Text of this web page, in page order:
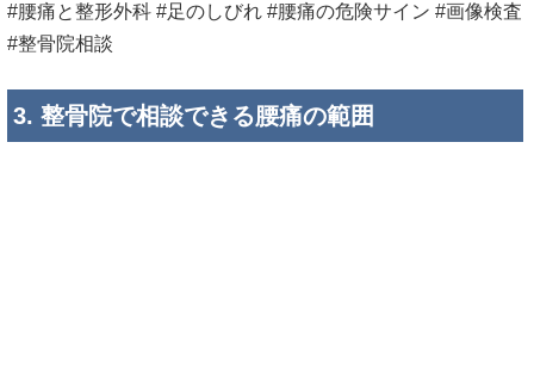
#腰痛と整形外科 #足のしびれ #腰痛の危険サイン #画像検査
#整骨院相談
3. 整骨院で相談できる腰痛の範囲